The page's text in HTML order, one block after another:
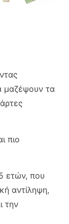
μαζέψουν τα
πιο
ετών, που
αντίληψη,
την